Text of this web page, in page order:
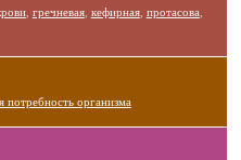
, гречневая, кефирная, протасова
потребность организма